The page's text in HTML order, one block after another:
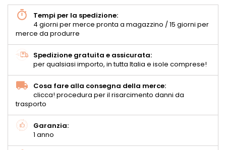
Tempi per la spedizione:
4 giorni per merce pronta a magazzino / 15 giorni per
merce da produrre
Spedizione gratuita e assicurata:
per qualsiasi importo, in tutta Italia e isole comprese!
Cosa fare alla consegna della merce:
clicca! procedura per il risarcimento danni da
trasporto
Garanzia:
1 anno